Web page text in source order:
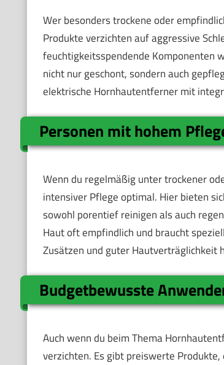
Wer besonders trockene oder
Produkte verzichten auf aggressive
feuchtigkeitsspendende Komponenten
nicht nur geschont, sondern auch
elektrische Hornhautentferner mit
Personen mit hohem
Wenn du regelmäßig unter trockener
intensiver Pflege optimal. Hier bieten
sowohl porentief reinigen als auch
Haut oft empfindlich und braucht
Zusätzen und guter Hautverträglichkeit
Budgetbewusste
Auch wenn du beim Thema
verzichten. Es gibt preiswerte